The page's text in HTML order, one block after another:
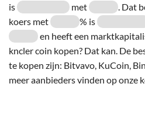
is
met
. Dat
koers met
% is
en heeft een
kncler coin kopen? Dat kan. De
te kopen zijn: Bitvavo, KuCoin,
meer aanbieders vinden op onze